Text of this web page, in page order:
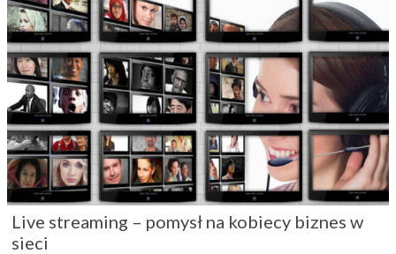
Live streaming – pomysł na kobiecy biznes w
sieci